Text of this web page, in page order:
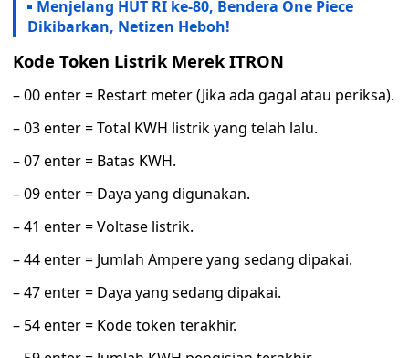
Menjelang HUT RI ke-80, Bendera One Piece
Dikibarkan, Netizen Heboh!
Kode Token Listrik Merek ITRON
– 00 enter = Restart meter (Jika ada gagal atau periksa).
– 03 enter = Total KWH listrik yang telah lalu.
– 07 enter = Batas KWH.
– 09 enter = Daya yang digunakan.
– 41 enter = Voltase listrik.
– 44 enter = Jumlah Ampere yang sedang dipakai.
– 47 enter = Daya yang sedang dipakai.
– 54 enter = Kode token terakhir.